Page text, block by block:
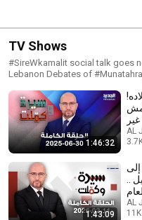
TV Shows
#SireWkamalit social talk goes
Lebanon Debates of
1:46:32
AL
1:43:09
..
AL